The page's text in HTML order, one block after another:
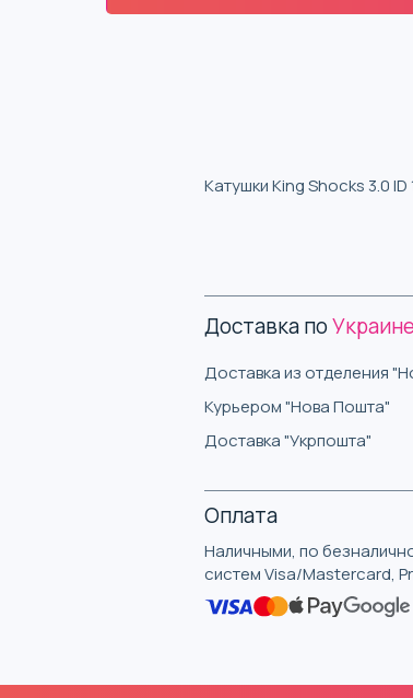
Катушки King Shocks 3.0
Доставка поУкраине
Доставка из отделения
Курьером "Нова Пошта"
Доставка "Укрпошта"
Оплата
Наличными, по
систем Visa/Mastercard,